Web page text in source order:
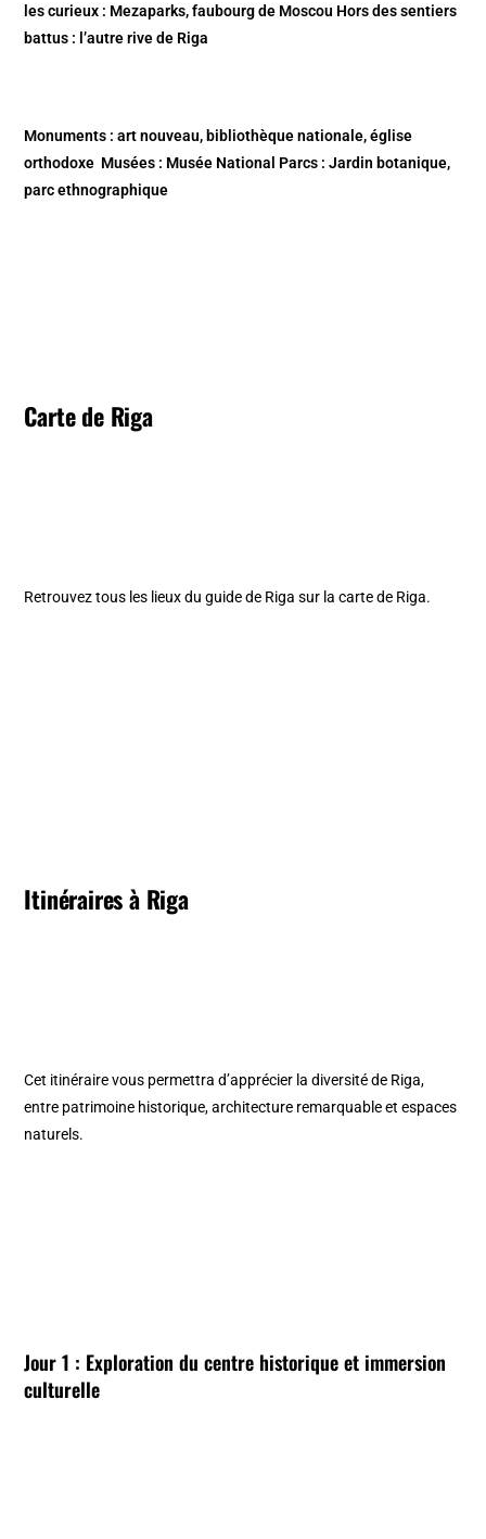
les curieux : Mezaparks,faubourg de Moscou Hors des sentiers
battus : l’autre rive de Riga
Monuments :art nouveau, bibliothèque nationale,église
orthodoxe Musées : Musée National Parcs :Jardin botanique,
parc ethnographique
Carte de Riga
Retrouvez tous les lieux du guide de Riga sur la carte de Riga.
Itinéraires à Riga
Cet itinéraire vous permettra d’apprécier la diversité de Riga,
entre patrimoine historique, architecture remarquable et espaces
naturels.
Jour 1 : Exploration du centre historique et immersion
culturelle